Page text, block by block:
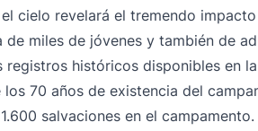
cielo revelará el tremendo
miles de jóvenes y también de
registros históricos disponibles en
70 años de existencia del
salvaciones en el